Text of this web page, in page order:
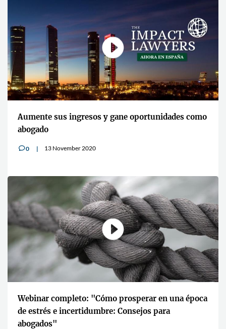
Aumente sus ingresos y gane oportunidades como
abogado
v0 13 November 2020
Webinar completo: "Cómo prosperar en una época
de estrés e incertidumbre: Consejos para
abogados"